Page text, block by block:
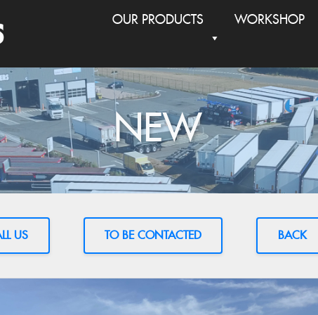
OUR PRODUCTS WORKSHOP
NEW
US TO BE CONTACTED BACK